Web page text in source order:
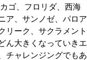
ゴ、フロリダ、西海
ア、サンノゼ、パロア
リーク、サクラメント
ん大きくなっていきエ
チャレンジングでもあ